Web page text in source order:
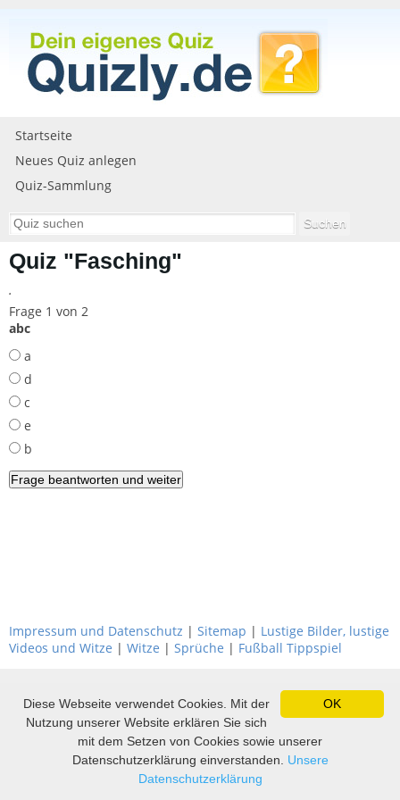
Startseite
Neues Quiz anlegen
Quiz-Sammlung
Quiz "Fasching"
.
Frage 1 von 2
abc
a
d
c
e
b
Impressum und Datenschutz | Sitemap | Lustige Bilder, lustige
Videos und Witze | Witze | Sprüche | Fußball Tippspiel
OK
Diese Webseite verwendet Cookies. Mit der
Nutzung unserer Website erklären Sie sich
mit dem Setzen von Cookies sowie unserer
Datenschutzerklärung einverstanden. Unsere
Datenschutzerklärung